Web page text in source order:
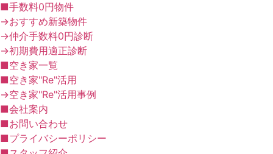
■手数料0円物件
→おすすめ新築物件
→仲介手数料0円診断
→初期費用適正診断
■空き家一覧
■空き家"Re"活用
→空き家"Re"活用事例
■会社案内
■お問い合わせ
■プライバシーポリシー